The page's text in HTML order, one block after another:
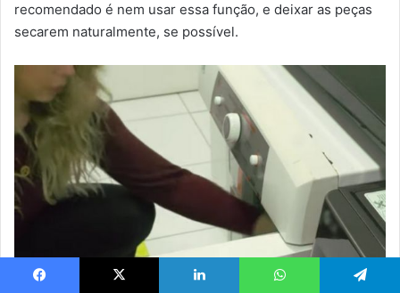
recomendado é nem usar essa função, e deixar as peças
secarem naturalmente, se possível.